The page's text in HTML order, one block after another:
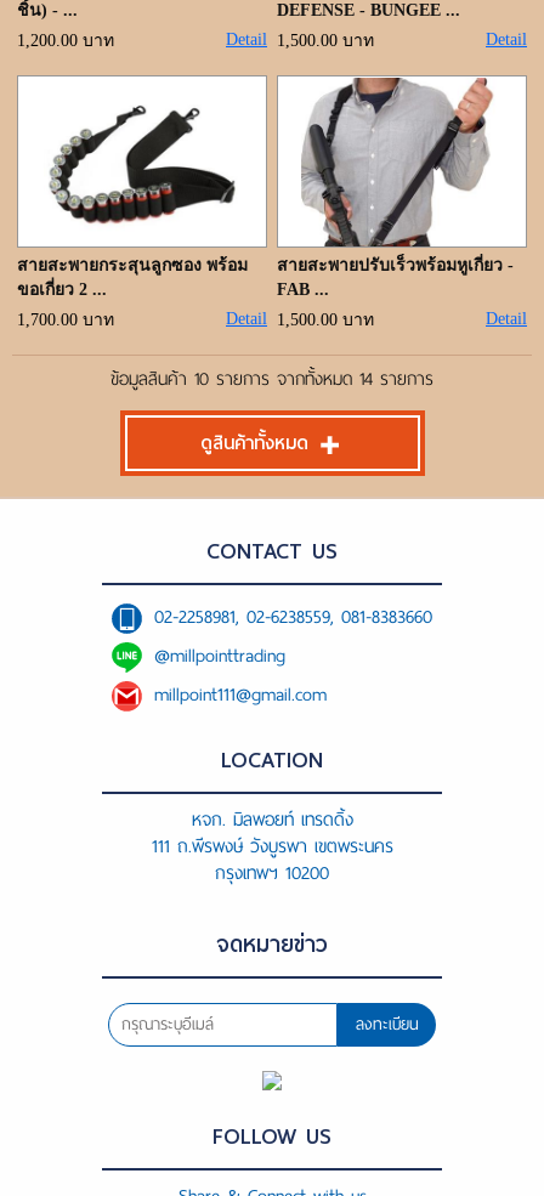
ชิ้น) - ...
1,200.00 บาท
Detail
DEFENSE - BUNGEE ...
1,500.00 บาท
Detail
สายสะพายกระสุนลูกซอง พร้อม
ขอเกี่ยว 2 ...
1,700.00 บาท
Detail
สายสะพายปรับเร็วพร้อมหูเกี่ยว -
FAB ...
1,500.00 บาท
Detail
ข้อมูลสินค้า 10 รายการ จากทั้งหมด 14 รายการ
ดูสินค้าทั้งหมด
CONTACT US
02-2258981, 02-6238559, 081-8383660
@millpointtrading
millpoint111@gmail.com
LOCATION
หจก. มิลพอยท์ เทรดดิ้ง
111 ถ.พีรพงษ์ วังบูรพา เขตพระนคร
กรุงเทพฯ 10200
จดหมายข่าว
ลงทะเบียน
FOLLOW US